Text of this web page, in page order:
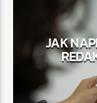
TERAZ
RADIO
00:00
JAK